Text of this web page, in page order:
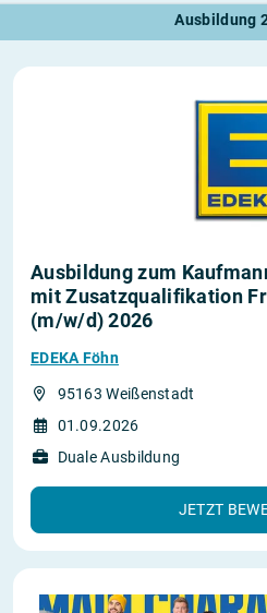
Ausbildung
Ausbildung zum
mit Zusatzqualifikation
(m/w/d) 2026
EDEKA Föhn
95163 Weißenstadt
01.09.2026
Duale Ausbildung
JETZT